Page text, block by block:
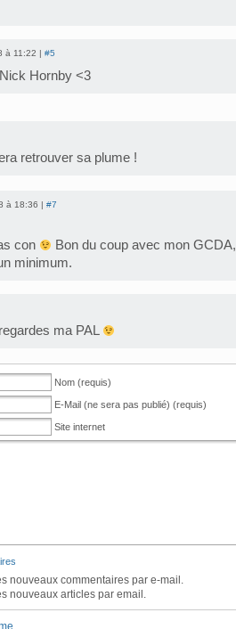
à 11:22 | #5
Hornby <3
retrouver sa plume !
à 18:36 | #7
con
Bon du coup avec mon
minimum.
ma PAL
Nom (requis)
E-Mail (ne sera pas publié) (requis)
Site internet
nouveaux commentaires par e-mail.
nouveaux articles par email.